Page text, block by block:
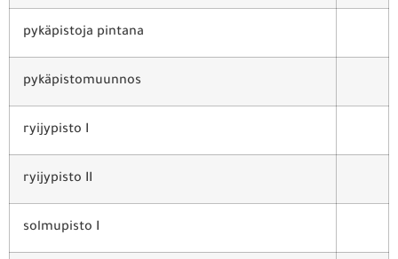
pykäpistoja pintana
pykäpistomuunnos
ryijypisto I
ryijypisto II
solmupisto I